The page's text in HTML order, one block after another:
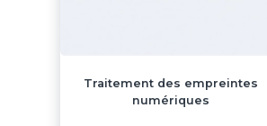
Traitement des empreintes
numériques